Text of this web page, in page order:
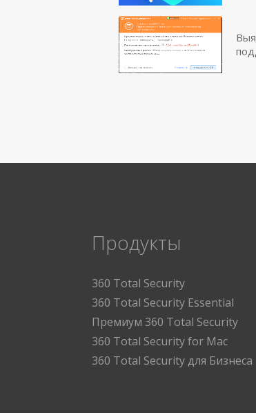
Продукты
360 Total Security
360 Total Security Essential
Премиум 360 Total Security
360 Total Security for Mac
360 Total Security для Бизнеса